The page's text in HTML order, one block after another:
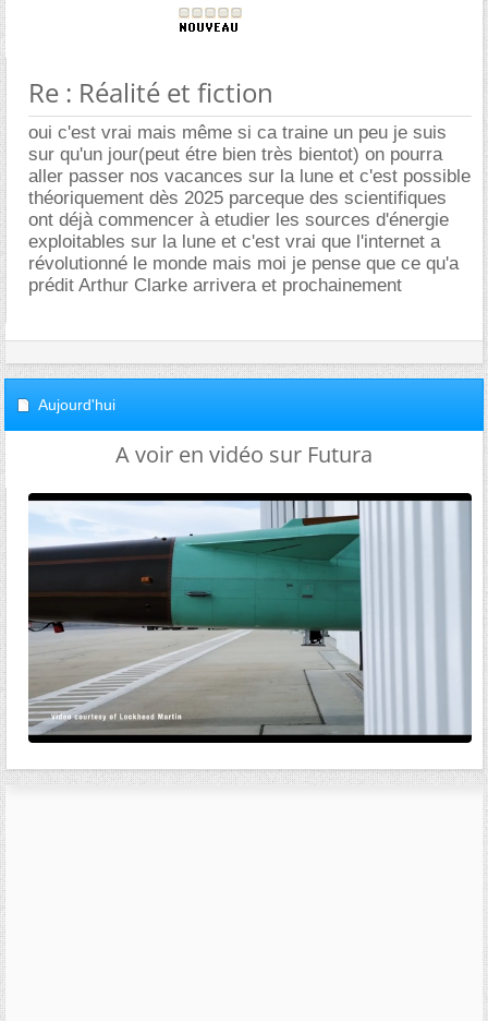
Re : Réalité et fiction
oui c'est vrai mais même si ca traine un peu je suis
sur qu'un jour(peut étre bien très bientot) on pourra
aller passer nos vacances sur la lune et c'est possible
théoriquement dès 2025 parceque des scientifiques
ont déjà commencer à etudier les sources d'énergie
exploitables sur la lune et c'est vrai que l'internet a
révolutionné le monde mais moi je pense que ce qu'a
prédit Arthur Clarke arrivera et prochainement
Aujourd'hui
A voir en vidéo sur Futura